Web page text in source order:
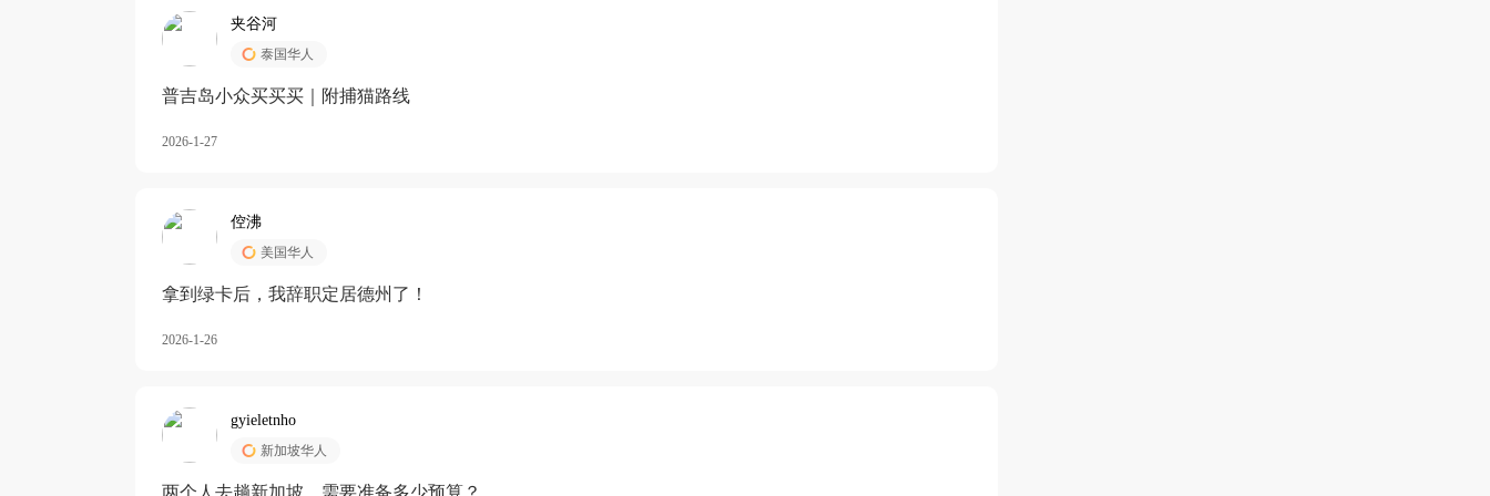
夹谷河
泰国华人
️普吉岛小众买买买｜附捕猫路线
2026-1-27
倥沸
美国华人
拿到绿卡后，我辞职定居德州了！
2026-1-26
gyieletnho
新加坡华人
两个人去趟新加坡，需要准备多少预算？